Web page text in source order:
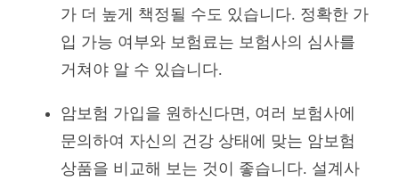
가 더 높게 책정될 수도 있습니다. 정확한 가
입 가능 여부와 보험료는 보험사의 심사를
거쳐야 알 수 있습니다.
암보험 가입을 원하신다면, 여러 보험사에
문의하여 자신의 건강 상태에 맞는 암보험
상품을 비교해 보는 것이 좋습니다. 설계사